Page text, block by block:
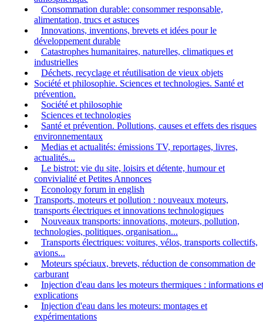
Consommation durable: consommer responsable,
alimentation, trucs et astuces
Innovations, inventions, brevets et idées pour le
développement durable
Catastrophes humanitaires, naturelles, climatiques et
industrielles
Déchets, recyclage et réutilisation de vieux objets
Société et philosophie. Sciences et technologies. Santé et
prévention.
Société et philosophie
Sciences et technologies
Santé et prévention. Pollutions, causes et effets des risques
environnementaux
Medias et actualités: émissions TV, reportages, livres,
actualités...
Le bistrot: vie du site, loisirs et détente, humour et
convivialité et Petites Annonces
Econology forum in english
Transports, moteurs et pollution : nouveaux moteurs,
transports électriques et innovations technologiques
Nouveaux transports: innovations, moteurs, pollution,
technologies, politiques, organisation...
Transports électriques: voitures, vélos, transports collectifs,
avions...
Moteurs spéciaux, brevets, réduction de consommation de
carburant
Injection d'eau dans les moteurs thermiques : informations et
explications
Injection d'eau dans les moteurs: montages et
expérimentations